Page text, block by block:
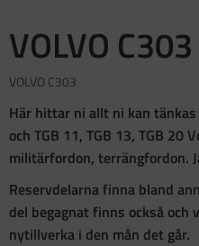
VOLVO C303
VOLVO C303
Här hittar ni allt ni kan
och TGB 11, TGB 13, TGB 20
militärfordon, terrängfordon.
Reservdelarna finna bland
del begagnat finns också
nytillverka i den mån det går.